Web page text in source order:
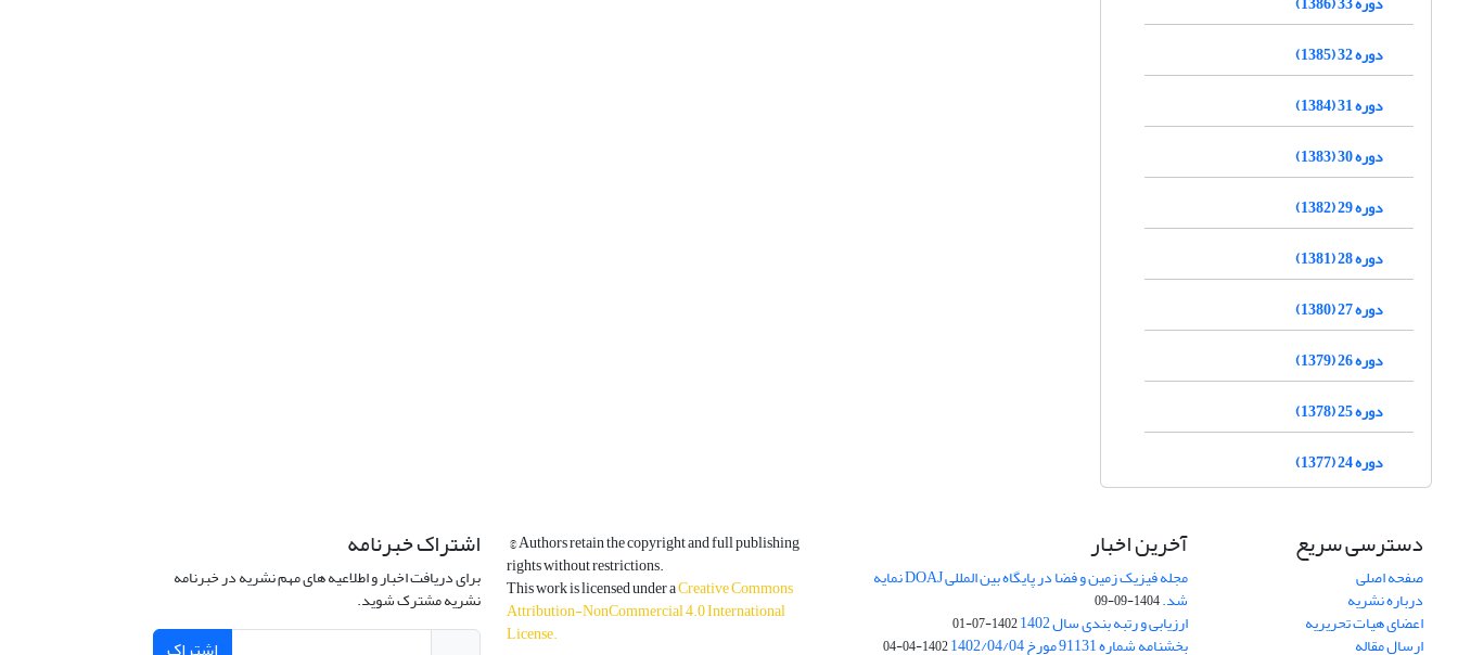
دوره 32 (1385)
دوره 31 (1384)
دوره 30 (1383)
دوره 29 (1382)
دوره 28 (1381)
دوره 27 (1380)
دوره 26 (1379)
دوره 25 (1378)
دوره 24 (1377)
دسترسی سریع
صفحه اصلی
درباره نشریه
اعضای هیات تحریریه
ارسال مقاله
آخرین اخبار
مجله فیزیک زمین و فضا در پایگاه بین المللی DOAJ نمایه
شد.1404-09-09
ارزیابی و رتبه بندی سال 1402 1402-07-01
بخشنامه شماره 91131 مورخ 1402/04/04 1402-04-04
© Authors retain the copyright and full publishing
rights without restrictions.
This work is licensed under aCreative Commons
Attribution-NonCommercial 4.0 International
License.
اشتراک خبرنامه
برای دریافت اخبار و اطلاعیه های مهم نشریه در خبرنامه
نشریه مشترک شوید.